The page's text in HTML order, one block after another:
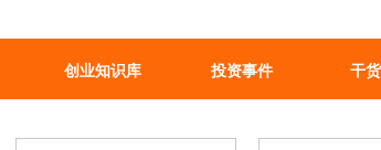
创业知识库 投资事件 干